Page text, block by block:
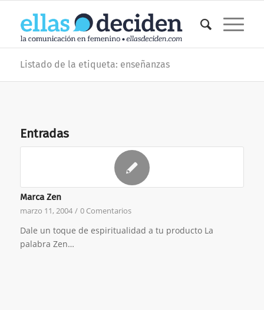
Listado de la etiqueta: enseñanzas
Entradas
Marca Zen
marzo 11, 2004 / 0 Comentarios
Dale un toque de espiritualidad a tu producto La
palabra Zen…